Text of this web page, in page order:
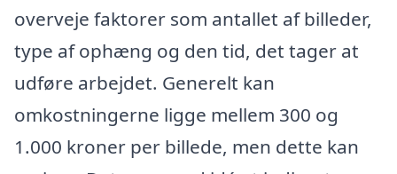
overveje faktorer som antallet af billeder,
type af ophæng og den tid, det tager at
udføre arbejdet. Generelt kan
omkostningerne ligge mellem 300 og
1.000 kroner per billede, men dette kan